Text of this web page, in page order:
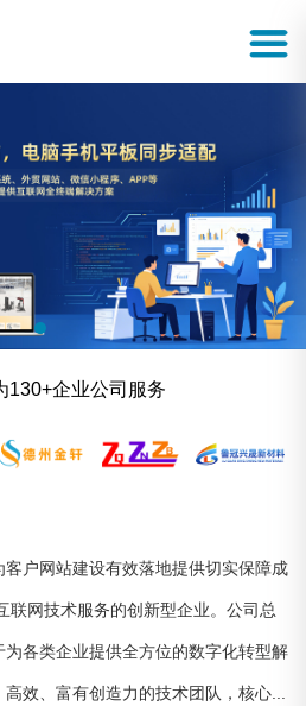
130+企业公司服务
户网站建设有效落地提供切实保障成
联网技术服务的创新型企业。公司总
各类企业提供全方位的数字化转型解
效、富有创造力的技术团队，核心...